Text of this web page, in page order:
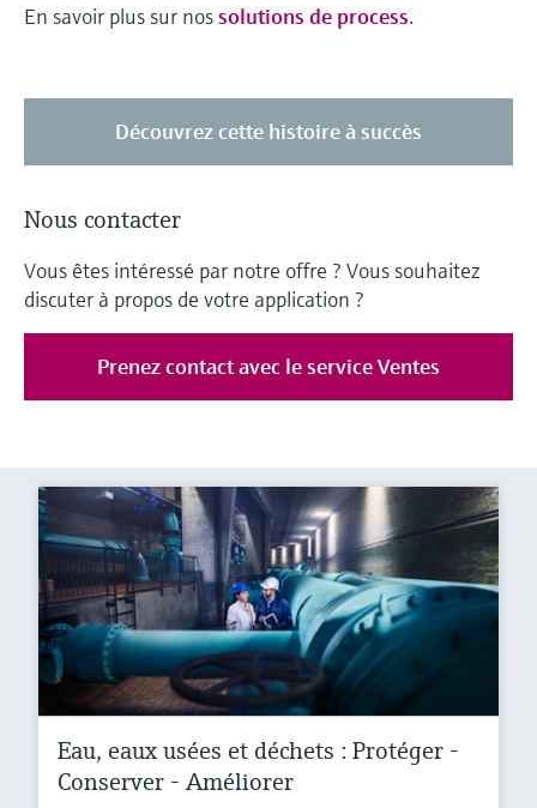
En savoir plus sur nossolutions de process.
Découvrez cette histoire à succès
Nous contacter
Vous êtes intéressé par notre offre ? Vous souhaitez
discuter à propos de votre application ?
Prenez contact avec le service Ventes
Eau, eaux usées et déchets : Protéger -
Conserver - Améliorer